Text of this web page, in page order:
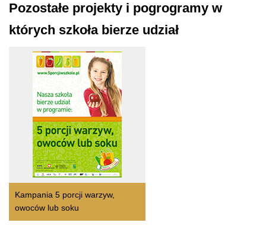
Pozostałe projekty i pogrogramy w
których szkoła bierze udział
Kampania 5 porcji warzyw,
owoców lub soku